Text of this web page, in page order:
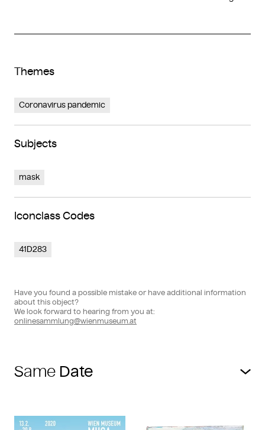
Themes
Coronavirus pandemic
Subjects
mask
Iconclass Codes
41D283
Have you found a possible mistake or have additional information
about this object?
We look forward to hearing from you at:
onlinesammlung@wienmuseum.at
Same